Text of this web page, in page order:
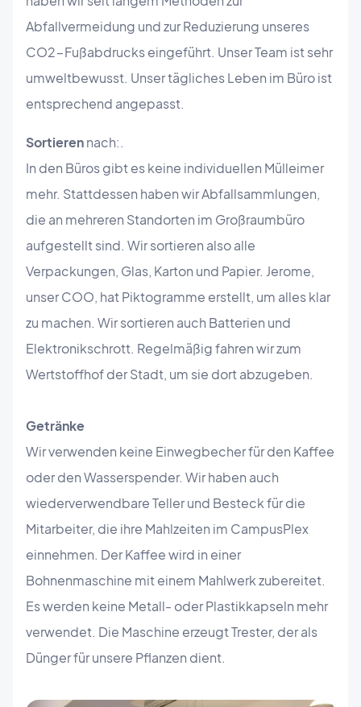
Abfallvermeidung und zur Reduzierung unseres
CO2-Fußabdrucks eingeführt. Unser Team ist sehr
umweltbewusst. Unser tägliches Leben im Büro ist
entsprechend angepasst.
Sortierennach:.
In den Büros gibt es keine individuellen Mülleimer
mehr. Stattdessen haben wir Abfallsammlungen,
die an mehreren Standorten im Großraumbüro
aufgestellt sind. Wir sortieren also alle
Verpackungen, Glas, Karton und Papier. Jerome,
unser COO, hat Piktogramme erstellt, um alles klar
zu machen. Wir sortieren auch Batterien und
Elektronikschrott. Regelmäßig fahren wir zum
Wertstoffhof der Stadt, um sie dort abzugeben.
Getränke
Wir verwenden keine Einwegbecher für den Kaffee
oder den Wasserspender. Wir haben auch
wiederverwendbare Teller und Besteck für die
Mitarbeiter, die ihre Mahlzeiten im CampusPlex
einnehmen. Der Kaffee wird in einer
Bohnenmaschine mit einem Mahlwerk zubereitet.
Es werden keine Metall- oder Plastikkapseln mehr
verwendet. Die Maschine erzeugt Trester, der als
Dünger für unsere Pflanzen dient.